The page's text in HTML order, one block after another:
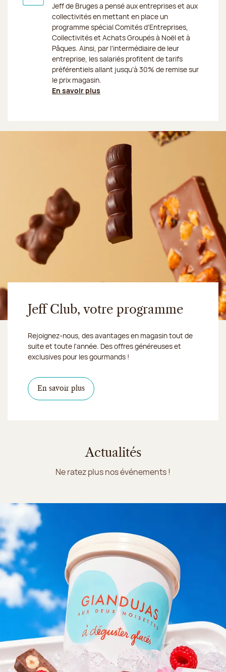
Jeff de Bruges a pensé aux entreprises et aux
collectivités en mettant en place un
programme spécial Comités d’Entreprises,
Collectivités et Achats Groupés à Noël et à
Pâques. Ainsi, par l’intermédiaire de leur
entreprise, les salariés profitent de tarifs
préférentiels allant jusqu’à 30% de remise sur
le prix magasin.
En savoir plus
Jeff Club, votre programme
Rejoignez-nous, des avantages en magasin tout de
suite et toute l'année. Des offres généreuses et
exclusives pour les gourmands !
En savoir plus
Actualités
Ne ratez plus nos événements !